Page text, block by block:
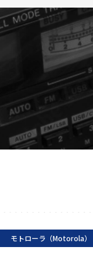
モトローラ（Motorola）